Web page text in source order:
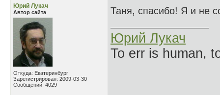
Юрий Лукач
Автор сайта
Откуда: Екатеринбург
Зарегистрирован: 2009-03-30
Сообщений: 4029
Таня, спасибо! Я и не
Юрий Лукач
To err is human,